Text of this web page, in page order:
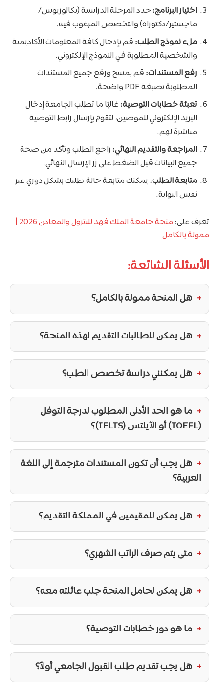
اختيار البرنامج: حدد المرحلة الدراسية (بكالوريوس/
ماجستير/دكتوراه) والتخصص المرغوب فيه.
ملء نموذج الطلب: قم بإدخال كافة المعلومات الأكاديمية
والشخصية المطلوبة في النموذج الإلكتروني.
رفع المستندات: قم بمسح ورفع جميع المستندات
المطلوبة بصيغة PDF واضحة.
تعبئة خطابات التوصية: غالبًا ما تطلب الجامعة إدخال
البريد الإلكتروني للموصين، لتقوم بإرسال رابط التوصية
مباشرة لهم.
المراجعة والتقديم النهائي: راجع الطلب وتأكد من صحة
جميع البيانات قبل الضغط على زر الإرسال النهائي.
متابعة الطلب: يمكنك متابعة حالة طلبك بشكل دوري عبر
نفس البوابة.
تعرف على:
منحة جامعة الملك فهد للبترول والمعادن 2026 |
ممولة بالكامل
الأسئلة الشائعة:
هل المنحة ممولة بالكامل؟
هل يمكن للطالبات التقديم لهذه المنحة؟
هل يمكنني دراسة تخصص الطب؟
ما هو الحد الأدنى المطلوب لدرجة التوفل
(TOEFL) أو الآيلتس (IELTS)؟
هل يجب أن تكون المستندات مترجمة إلى اللغة
العربية؟
هل يمكن للمقيمين في المملكة التقديم؟
متى يتم صرف الراتب الشهري؟
هل يمكن لحامل المنحة جلب عائلته معه؟
ما هو دور خطابات التوصية؟
هل يجب تقديم طلب القبول الجامعي أولاً؟